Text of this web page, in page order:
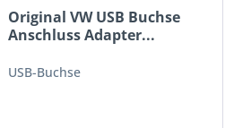
Original VW USB Buchse
Anschluss Adapter...
USB-Buchse